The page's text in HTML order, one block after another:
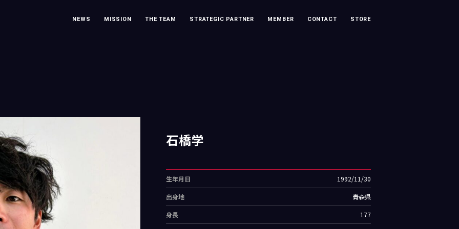
NEWS MISSION THE TEAM STRATEGIC PARTNER MEMBER CONTACT STORE
石橋学
生年月日 1992/11/30
出身地 青森県
身長 177